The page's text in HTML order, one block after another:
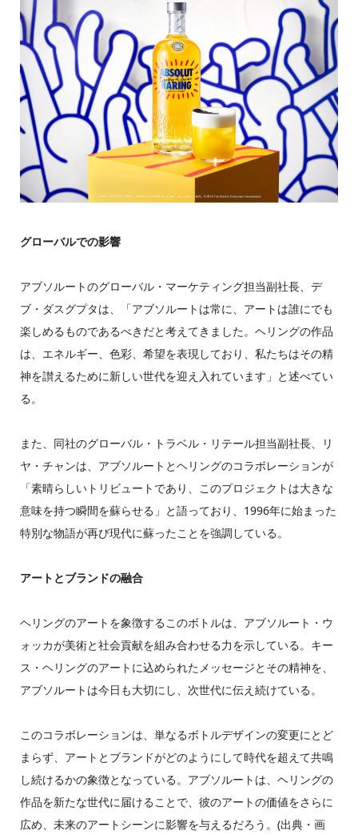
グローバルでの影響
アブソルートのグローバル・マーケティング担当副社長、デ
ブ・ダスグプタは、「アブソルートは常に、アートは誰にでも
楽しめるものであるべきだと考えてきました。ヘリングの作品
は、エネルギー、色彩、希望を表現しており、私たちはその精
神を讃えるために新しい世代を迎え入れています」と述べてい
る。
また、同社のグローバル・トラベル・リテール担当副社長、リ
ヤ・チャンは、アブソルートとヘリングのコラボレーションが
「素晴らしいトリビュートであり、このプロジェクトは大きな
意味を持つ瞬間を蘇らせる」と語っており、1996年に始まった
特別な物語が再び現代に蘇ったことを強調している。
アートとブランドの融合
ヘリングのアートを象徴するこのボトルは、アブソルート・ウ
ォッカが美術と社会貢献を組み合わせる力を示している。キー
ス・ヘリングのアートに込められたメッセージとその精神を、
アブソルートは今日も大切にし、次世代に伝え続けている。
このコラボレーションは、単なるボトルデザインの変更にとど
まらず、アートとブランドがどのようにして時代を超えて共鳴
し続けるかの象徴となっている。アブソルートは、ヘリングの
作品を新たな世代に届けることで、彼のアートの価値をさらに
広め、未来のアートシーンに影響を与えるだろう。(出典・画